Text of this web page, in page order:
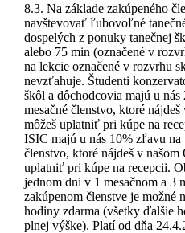
8.3. Na základe zakúpeného
navštevovať ľubovoľné
dospelých z ponuky tanečnej
alebo 75 min (označené v
na lekcie označené v rozvrhu
nevzťahuje. Študenti
škôl a dôchodcovia majú u
mesačné členstvo, ktoré
môžeš uplatniť pri kúpe na
ISIC majú u nás 10% zľavu na
členstvo, ktoré nájdeš v
uplatniť pri kúpe na recepcii.
jednom dni v 1 mesačnom a 3
zakúpenom členstve je možné
hodiny zdarma (všetky ďalšie
plnej výške). Platí od dňa